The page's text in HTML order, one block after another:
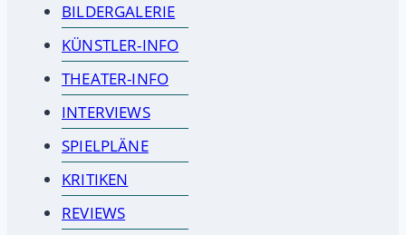
BILDERGALERIE
KÜNSTLER-INFO
THEATER-INFO
INTERVIEWS
SPIELPLÄNE
KRITIKEN
REVIEWS